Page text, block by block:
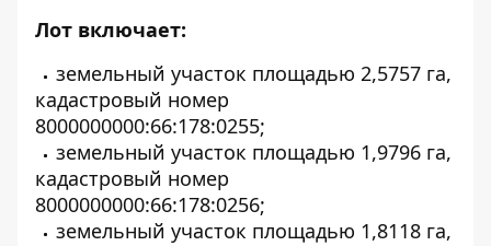
Лот включает:
земельный участок площадью 2,5757 га,
кадастровый номер
8000000000:66:178:0255;
земельный участок площадью 1,9796 га,
кадастровый номер
8000000000:66:178:0256;
земельный участок площадью 1,8118 га,